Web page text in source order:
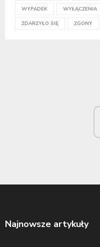
WYPADEK WYŁĄCZENIA
ZDARZYŁO SIĘ ZGONY
Najnowsze artykuły